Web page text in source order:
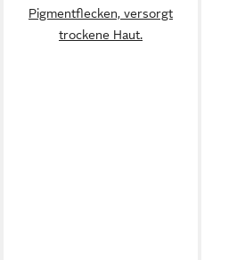
Pigmentflecken, versorgt
trockene Haut.